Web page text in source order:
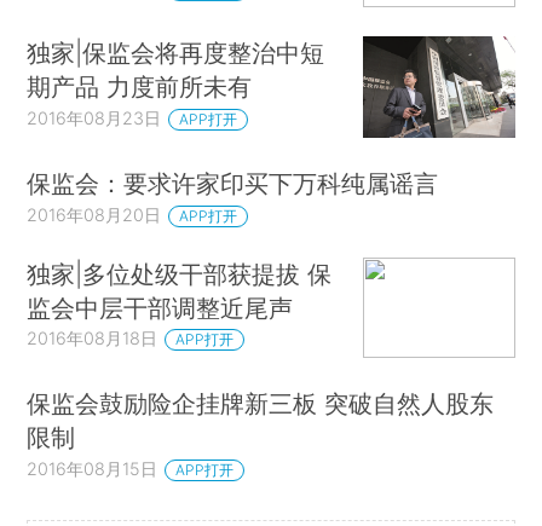
独家|保监会将再度整治中短
期产品 力度前所未有
2016年08月23日 APP打开
保监会：要求许家印买下万科纯属谣言
2016年08月20日 APP打开
独家|多位处级干部获提拔 保
监会中层干部调整近尾声
2016年08月18日 APP打开
保监会鼓励险企挂牌新三板 突破自然人股东
限制
2016年08月15日 APP打开